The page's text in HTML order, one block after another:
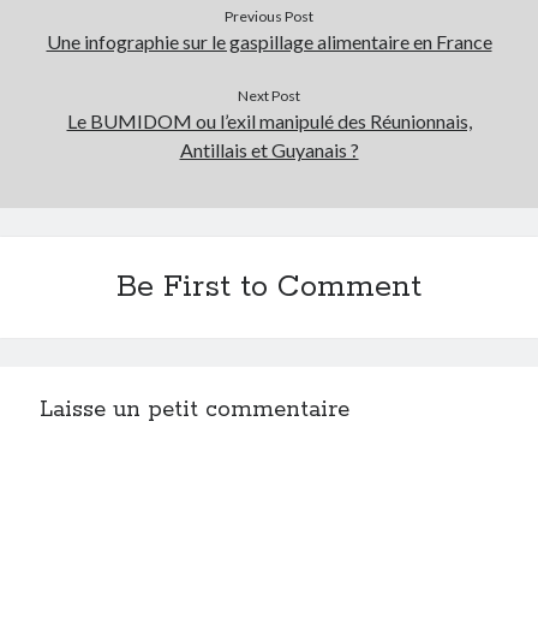
Previous Post
Une infographie sur le gaspillage alimentaire en France
Next Post
Le BUMIDOM ou l’exil manipulé des Réunionnais,
Antillais et Guyanais ?
Be First to Comment
Laisse un petit commentaire